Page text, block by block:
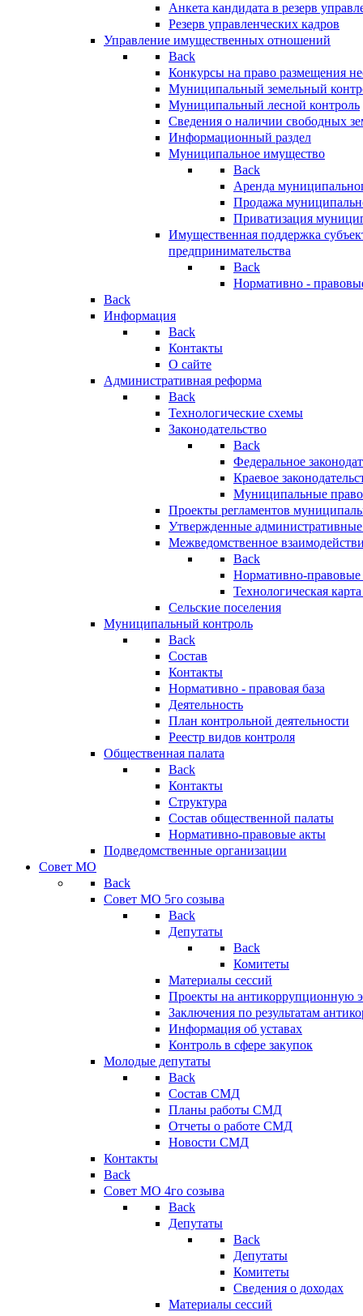
Анкета кандидата в резерв
Резерв управленческих кадров
Управление имущественных отношений
Back
Конкурсы на право размещения
Муниципальный земельный
Муниципальный лесной контроль
Сведения о наличии свободных
Информационный раздел
Муниципальное имущество
Back
Аренда
Продажа
Приватизация
Имущественная поддержка
предпринимательства
Back
Нормативно -
Back
Информация
Back
Контакты
О сайте
Административная реформа
Back
Технологические схемы
Законодательство
Back
Федеральное
Краевое
Муниципальные
Проекты регламентов
Утвержденные
Межведомственное
Back
Нормативно-правовые
Технологическая
Сельские поселения
Муниципальный контроль
Back
Состав
Контакты
Нормативно - правовая база
Деятельность
План контрольной деятельности
Реестр видов контроля
Общественная палата
Back
Контакты
Структура
Состав общественной палаты
Нормативно-правовые акты
Подведомственные организации
Совет МО
Back
Совет МО 5го созыва
Back
Депутаты
Back
Комитеты
Материалы сессий
Проекты на антикоррупционную
Заключения по результатам
Информация об уставах
Контроль в сфере закупок
Молодые депутаты
Back
Состав СМД
Планы работы СМД
Отчеты о работе СМД
Новости СМД
Контакты
Back
Совет МО 4го созыва
Back
Депутаты
Back
Депутаты
Комитеты
Сведения о доходах
Материалы сессий